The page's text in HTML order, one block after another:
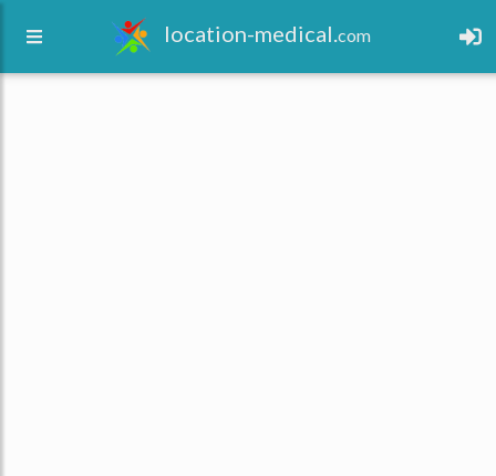
location-medical.com